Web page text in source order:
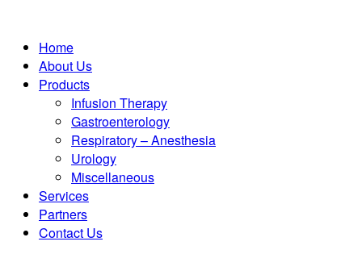
Home
About Us
Products
Infusion Therapy
Gastroenterology
Respiratory – Anesthesia
Urology
Miscellaneous
Services
Partners
Contact Us